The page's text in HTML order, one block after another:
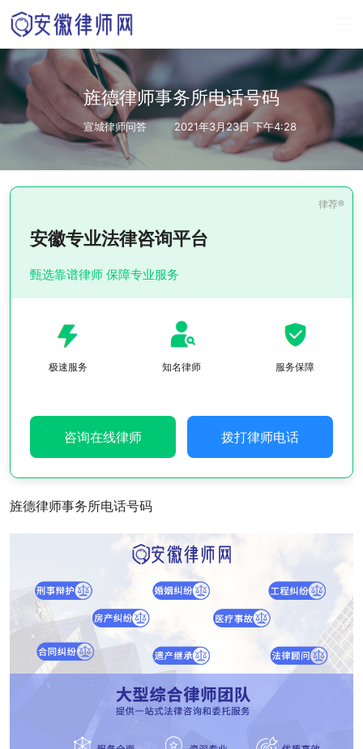
旌德律师事务所电话号码
宣城律师问答 2021年3月23日 下午4:28
安徽专业法律咨询平台
甄选靠谱律师 保障专业服务
极速服务 知名律师 服务保障
咨询在线律师 拨打律师电话
旌德律师事务所电话号码